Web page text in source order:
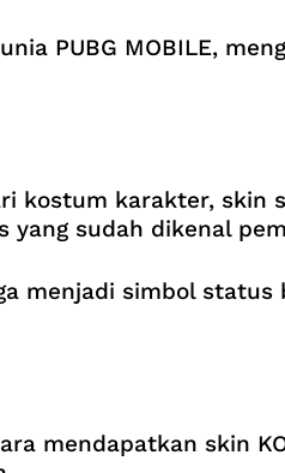
PUBG MOBILE,
kostum karakter, skin
yang sudah dikenal
menjadi simbol status
mendapatkan skin